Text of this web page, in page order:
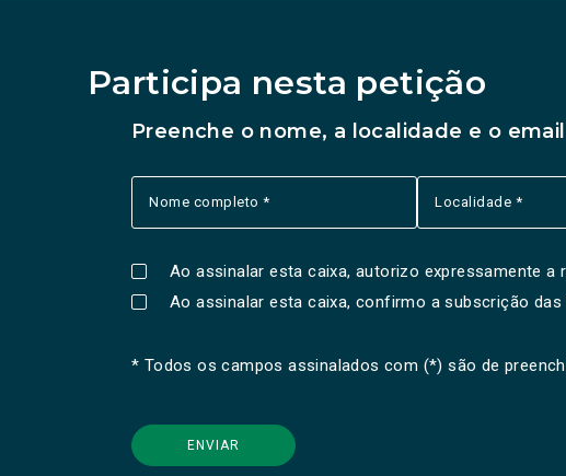
Participa nesta petição
Preenche o nome, a localidade e o
Ao assinalar esta caixa, autorizo expressamente
Ao assinalar esta caixa, confirmo a subscrição
* Todos os campos assinalados com (*) são de